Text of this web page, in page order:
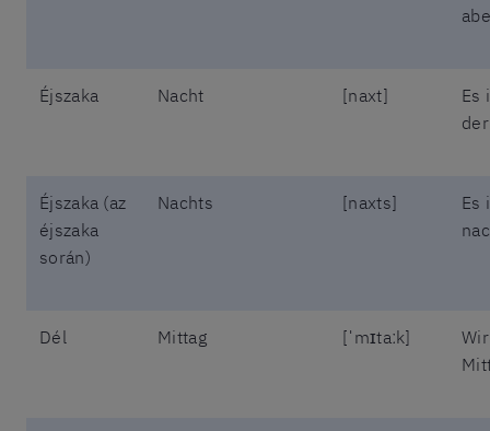
Éjszaka Nacht [naxt]
Es
Éjszaka (az
éjszaka
során)
Nachts [naxts]
Es
Dél Mittag [ˈmɪtaːk]